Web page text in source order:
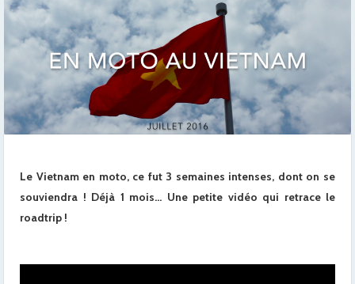
Le Vietnam en moto, ce fut 3 semaines intenses, dont on se
souviendra ! Déjà 1 mois… Une petite vidéo qui retrace le
roadtrip !